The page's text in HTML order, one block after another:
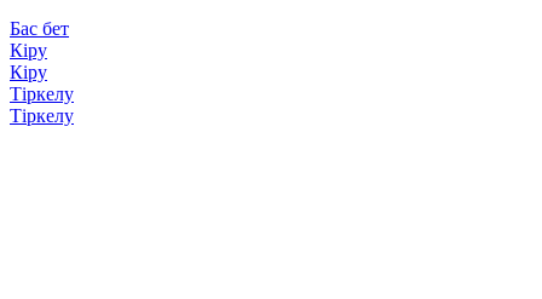
Бас бет
Кіру
Кіру
Тіркелу
Тіркелу